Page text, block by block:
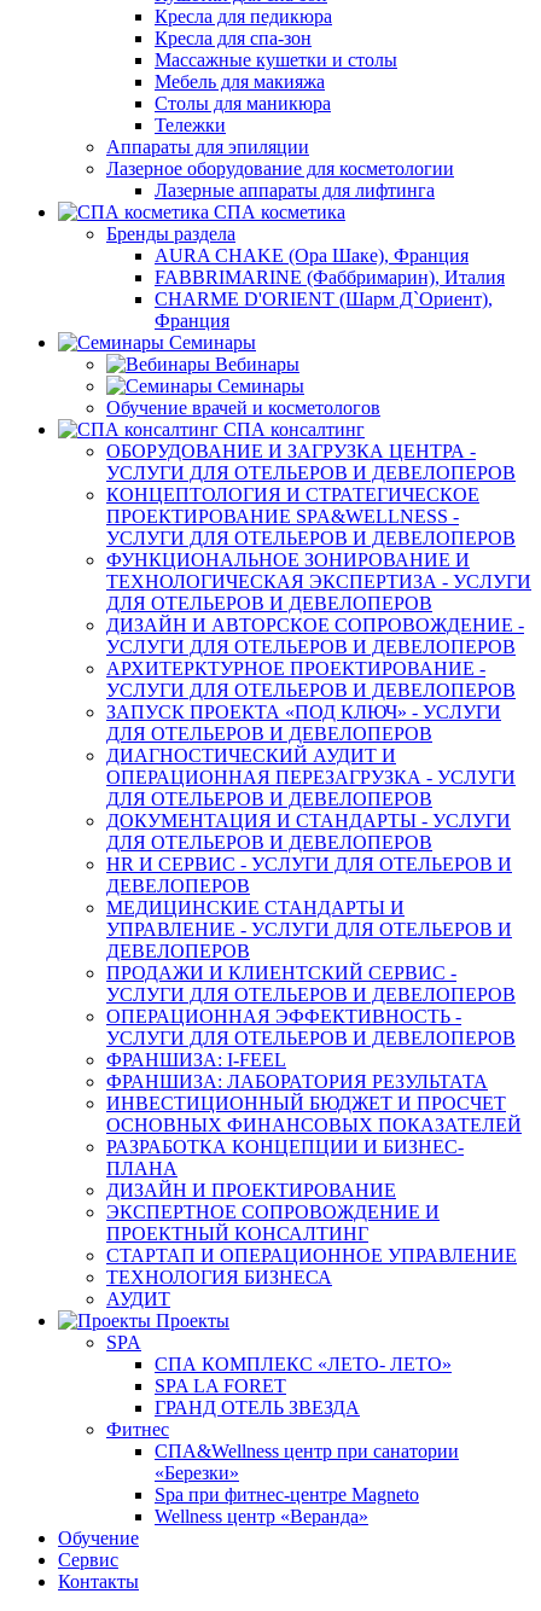
Кресла для педикюра
Кресла для спа-зон
Массажные кушетки и столы
Мебель для макияжа
Столы для маникюра
Тележки
Аппараты для эпиляции
Лазерное оборудование для косметологии
Лазерные аппараты для лифтинга
СПА косметика
Бренды раздела
AURA CHAKE (Ора Шаке), Франция
FABBRIMARINE (Фаббримарин), Италия
CHARME D'ORIENT (Шарм Д`Ориент),
Франция
Семинары
Вебинары
Семинары
Обучение врачей и косметологов
СПА консалтинг
ОБОРУДОВАНИЕ И ЗАГРУЗКА ЦЕНТРА -
УСЛУГИ ДЛЯ ОТЕЛЬЕРОВ И ДЕВЕЛОПЕРОВ
КОНЦЕПТОЛОГИЯ И СТРАТЕГИЧЕСКОЕ
ПРОЕКТИРОВАНИЕ SPA&WELLNESS -
УСЛУГИ ДЛЯ ОТЕЛЬЕРОВ И ДЕВЕЛОПЕРОВ
ФУНКЦИОНАЛЬНОЕ ЗОНИРОВАНИЕ И
ТЕХНОЛОГИЧЕСКАЯ ЭКСПЕРТИЗА - УСЛУГИ
ДЛЯ ОТЕЛЬЕРОВ И ДЕВЕЛОПЕРОВ
ДИЗАЙН И АВТОРСКОЕ СОПРОВОЖДЕНИЕ -
УСЛУГИ ДЛЯ ОТЕЛЬЕРОВ И ДЕВЕЛОПЕРОВ
АРХИТЕРКТУРНОЕ ПРОЕКТИРОВАНИЕ -
УСЛУГИ ДЛЯ ОТЕЛЬЕРОВ И ДЕВЕЛОПЕРОВ
ЗАПУСК ПРОЕКТА «ПОД КЛЮЧ» - УСЛУГИ
ДЛЯ ОТЕЛЬЕРОВ И ДЕВЕЛОПЕРОВ
ДИАГНОСТИЧЕСКИЙ АУДИТ И
ОПЕРАЦИОННАЯ ПЕРЕЗАГРУЗКА - УСЛУГИ
ДЛЯ ОТЕЛЬЕРОВ И ДЕВЕЛОПЕРОВ
ДОКУМЕНТАЦИЯ И СТАНДАРТЫ - УСЛУГИ
ДЛЯ ОТЕЛЬЕРОВ И ДЕВЕЛОПЕРОВ
HR И СЕРВИС - УСЛУГИ ДЛЯ ОТЕЛЬЕРОВ И
ДЕВЕЛОПЕРОВ
МЕДИЦИНСКИЕ СТАНДАРТЫ И
УПРАВЛЕНИЕ - УСЛУГИ ДЛЯ ОТЕЛЬЕРОВ И
ДЕВЕЛОПЕРОВ
ПРОДАЖИ И КЛИЕНТСКИЙ СЕРВИС -
УСЛУГИ ДЛЯ ОТЕЛЬЕРОВ И ДЕВЕЛОПЕРОВ
ОПЕРАЦИОННАЯ ЭФФЕКТИВНОСТЬ -
УСЛУГИ ДЛЯ ОТЕЛЬЕРОВ И ДЕВЕЛОПЕРОВ
ФРАНШИЗА: I-FEEL
ФРАНШИЗА: ЛАБОРАТОРИЯ РЕЗУЛЬТАТА
ИНВЕСТИЦИОННЫЙ БЮДЖЕТ И ПРОСЧЕТ
ОСНОВНЫХ ФИНАНСОВЫХ ПОКАЗАТЕЛЕЙ
РАЗРАБОТКА КОНЦЕПЦИИ И БИЗНЕС-
ПЛАНА
ДИЗАЙН И ПРОЕКТИРОВАНИЕ
ЭКСПЕРТНОЕ СОПРОВОЖДЕНИЕ И
ПРОЕКТНЫЙ КОНСАЛТИНГ
СТАРТАП И ОПЕРАЦИОННОЕ УПРАВЛЕНИЕ
ТЕХНОЛОГИЯ БИЗНЕСА
АУДИТ
Проекты
SPA
СПА КОМПЛЕКС «ЛЕТО- ЛЕТО»
SPA LA FORET
ГРАНД ОТЕЛЬ ЗВЕЗДА
Фитнес
СПА&Wellness центр при санатории
«Березки»
Spa при фитнес-центре Magneto
Wellness центр «Веранда»
Обучение
Сервис
Контакты